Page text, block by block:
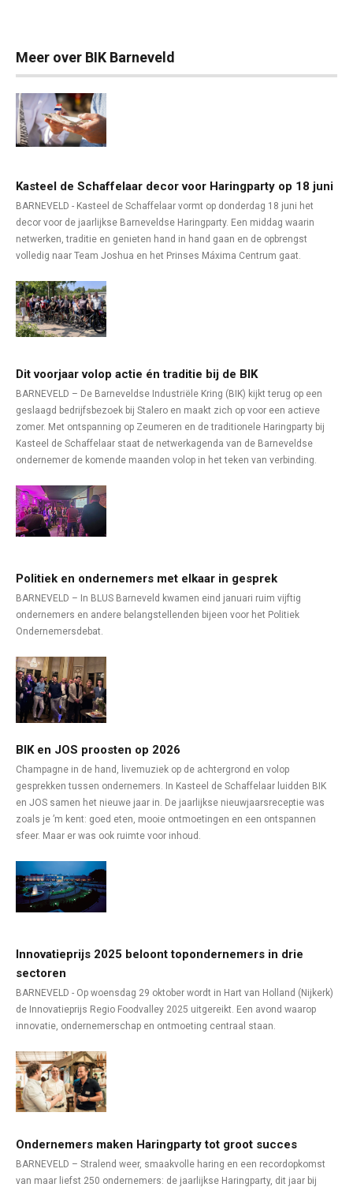
Meer over BIK Barneveld
Kasteel de Schaffelaar decor voor Haringparty op 18 juni
BARNEVELD - Kasteel de Schaffelaar vormt op donderdag 18 juni het
decor voor de jaarlijkse Barneveldse Haringparty. Een middag waarin
netwerken, traditie en genieten hand in hand gaan en de opbrengst
volledig naar Team Joshua en het Prinses Máxima Centrum gaat.
Dit voorjaar volop actie én traditie bij de BIK
BARNEVELD – De Barneveldse Industriële Kring (BIK) kijkt terug op een
geslaagd bedrijfsbezoek bij Stalero en maakt zich op voor een actieve
zomer. Met ontspanning op Zeumeren en de traditionele Haringparty bij
Kasteel de Schaffelaar staat de netwerkagenda van de Barneveldse
ondernemer de komende maanden volop in het teken van verbinding.
Politiek en ondernemers met elkaar in gesprek
BARNEVELD – In BLUS Barneveld kwamen eind januari ruim vijftig
ondernemers en andere belangstellenden bijeen voor het Politiek
Ondernemersdebat.
BIK en JOS proosten op 2026
Champagne in de hand, livemuziek op de achtergrond en volop
gesprekken tussen ondernemers. In Kasteel de Schaffelaar luidden BIK
en JOS samen het nieuwe jaar in. De jaarlijkse nieuwjaarsreceptie was
zoals je ’m kent: goed eten, mooie ontmoetingen en een ontspannen
sfeer. Maar er was ook ruimte voor inhoud.
Innovatieprijs 2025 beloont topondernemers in drie
sectoren
BARNEVELD - Op woensdag 29 oktober wordt in Hart van Holland (Nijkerk)
de Innovatieprijs Regio Foodvalley 2025 uitgereikt. Een avond waarop
innovatie, ondernemerschap en ontmoeting centraal staan.
Ondernemers maken Haringparty tot groot succes
BARNEVELD – Stralend weer, smaakvolle haring en een recordopkomst
van maar liefst 250 ondernemers: de jaarlijkse Haringparty, dit jaar bij